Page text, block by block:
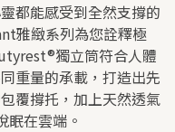
都能感受到全然支撐的
雅緻系列為您詮釋極
獨立筒符合人體
重量的承載，打造出先
覆撐托，加上天然透氣
眠在雲端。